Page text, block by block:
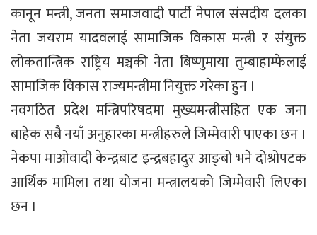
कानून मन्त्री, जनता समाजवादी पार्टी नेपाल संसदीय दलका
नेता जयराम यादवलाई सामाजिक विकास मन्त्री र संयुक्त
लोकतान्त्रिक राष्ट्रिय मञ्चकी नेता बिष्णुमाया तुम्बाहाम्फेलाई
सामाजिक विकास राज्यमन्त्रीमा नियुक्त गरेका हुन ।
नवगठित प्रदेश मन्त्रिपरिषदमा मुख्यमन्त्रीसहित एक जना
बाहेक सबै नयाँ अनुहारका मन्त्रीहरुले जिम्मेवारी पाएका छन ।
नेकपा माओवादी केन्द्रबाट इन्द्रबहादुर आङ्बो भने दोश्रोपटक
आर्थिक मामिला तथा योजना मन्त्रालयको जिम्मेवारी लिएका
छन ।